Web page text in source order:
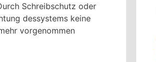
Schreibschutz oder
dessystems keine
vorgenommen